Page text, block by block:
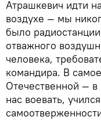
Атрашкевич идти
воздухе — мы
было
отважного
человека,
командира. В
Отечественной —
нас воевать,